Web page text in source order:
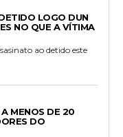
LOGO DUN
NO QUE A VÍTIMA
ao detido este
MENOS DE 20
DO